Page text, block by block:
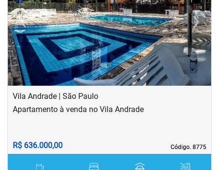
‹Previous ›Next
Vila Andrade | São Paulo
Código. 8775
Código. 8775
Apartamento à venda no Vila Andrade
R$ 636.000,00